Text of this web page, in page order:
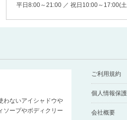
平日8:00～21:00 ／ 祝日10:00～17:00(
わないアイシャドウや
ソープやボディクリー
ご利用規約
個人情報保
会社概要